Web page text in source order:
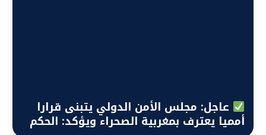
عاجل: مجلس الأمن الدولي يتبنى قرارا
أمميا يعترف بمغربية الصحراء ويؤكد: الحكم